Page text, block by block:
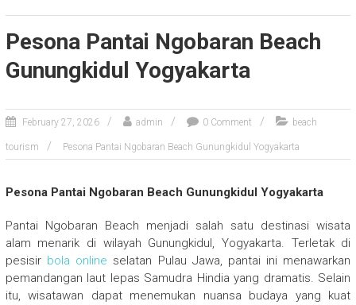
Pesona Pantai Ngobaran Beach
Gunungkidul Yogyakarta
February 27, 2026 admin 0 Comment beach
tourism Pesona Pantai Ngobaran Beach Gunungkidul Yogyakarta
Pesona Pantai Ngobaran Beach Gunungkidul Yogyakarta
Pantai Ngobaran Beach menjadi salah satu destinasi wisata
alam menarik di wilayah Gunungkidul, Yogyakarta. Terletak di
pesisir bola online selatan Pulau Jawa, pantai ini menawarkan
pemandangan laut lepas Samudra Hindia yang dramatis. Selain
itu, wisatawan dapat menemukan nuansa budaya yang kuat